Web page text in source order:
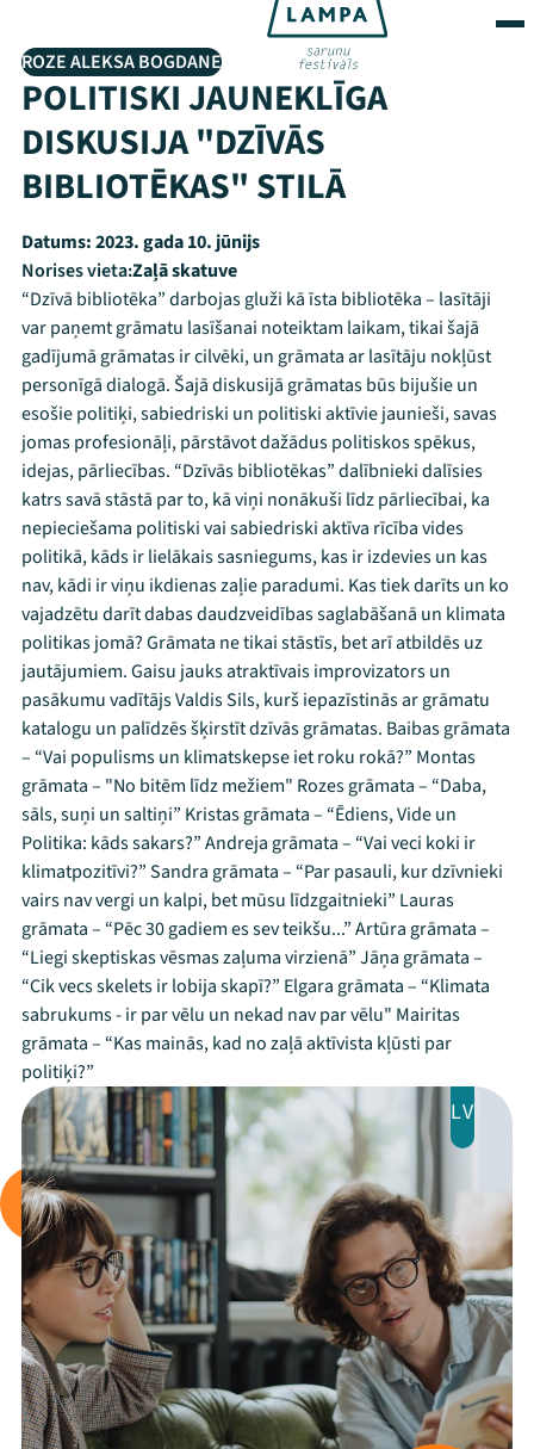
ROZE ALEKSA BOGDANE
POLITISKI JAUNEKLĪGA
DISKUSIJA "DZĪVĀS
BIBLIOTĒKAS" STILĀ
Datums:2023. gada 10. jūnijs
Norises vieta:Zaļā skatuve
“Dzīvā bibliotēka” darbojas gluži kā īsta bibliotēka – lasītāji
var paņemt grāmatu lasīšanai noteiktam laikam, tikai šajā
gadījumā grāmatas ir cilvēki, un grāmata ar lasītāju nokļūst
personīgā dialogā. Šajā diskusijā grāmatas būs bijušie un
esošie politiķi, sabiedriski un politiski aktīvie jaunieši, savas
jomas profesionāļi, pārstāvot dažādus politiskos spēkus,
idejas, pārliecības. “Dzīvās bibliotēkas” dalībnieki dalīsies
katrs savā stāstā par to, kā viņi nonākuši līdz pārliecībai, ka
nepieciešama politiski vai sabiedriski aktīva rīcība vides
politikā, kāds ir lielākais sasniegums, kas ir izdevies un kas
nav, kādi ir viņu ikdienas zaļie paradumi. Kas tiek darīts un ko
vajadzētu darīt dabas daudzveidības saglabāšanā un klimata
politikas jomā? Grāmata ne tikai stāstīs, bet arī atbildēs uz
jautājumiem. Gaisu jauks atraktīvais improvizators un
pasākumu vadītājs Valdis Sils, kurš iepazīstinās ar grāmatu
katalogu un palīdzēs šķirstīt dzīvās grāmatas. Baibas grāmata
– “Vai populisms un klimatskepse iet roku rokā?” Montas
grāmata – "No bitēm līdz mežiem" Rozes grāmata – “Daba,
sāls, suņi un saltiņi” Kristas grāmata – “Ēdiens, Vide un
Politika: kāds sakars?” Andreja grāmata – “Vai veci koki ir
klimatpozitīvi?” Sandra grāmata – “Par pasauli, kur dzīvnieki
vairs nav vergi un kalpi, bet mūsu līdzgaitnieki” Lauras
grāmata – “Pēc 30 gadiem es sev teikšu...” Artūra grāmata –
“Liegi skeptiskas vēsmas zaļuma virzienā” Jāņa grāmata –
“Cik vecs skelets ir lobija skapī?” Elgara grāmata – “Klimata
sabrukums - ir par vēlu un nekad nav par vēlu" Mairitas
grāmata – “Kas mainās, kad no zaļā aktīvista kļūsti par
politiķi?”
LV